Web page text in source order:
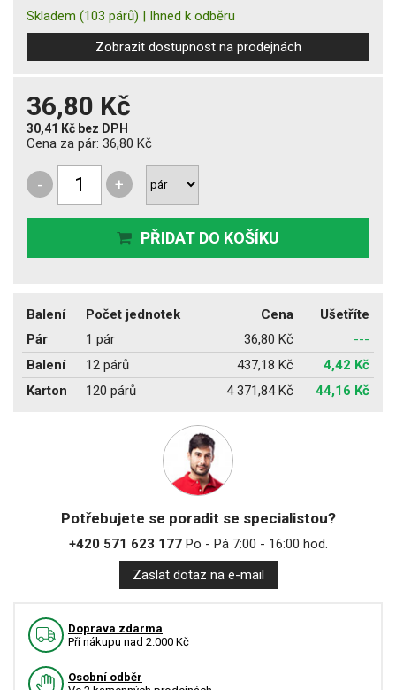
Skladem (103 párů) | Ihned k odběru
Zobrazit dostupnost na prodejnách
36,80 Kč
30,41 Kč bez DPH
Cena za pár: 36,80 Kč
- +
PŘIDAT DO KOŠÍKU
Balení Počet jednotek Cena
Ušetříte
Pár
1 pár 36,80 Kč
---
Balení
12 párů 437,18 Kč
4,42 Kč
Karton
120 párů 4 371,84 Kč 44,16 Kč
Potřebujete se poradit se specialistou?
+420 571 623 177Po - Pá 7:00 - 16:00 hod.
Zaslat dotaz na e-mail
Doprava zdarma
Pří nákupu nad 2.000 Kč
Osobní odběr